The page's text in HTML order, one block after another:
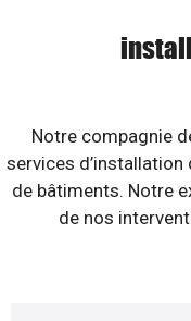
Notre compagnie
services
de bâtiments. Notre
de nos